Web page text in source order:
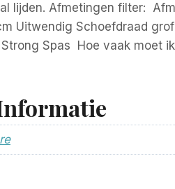
lijden. Afmetingen filter:
Uitwendig Schoefdraad
Strong Spas Hoe vaak moet